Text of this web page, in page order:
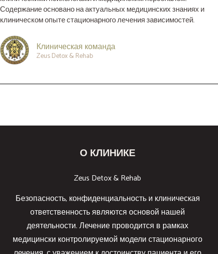
Содержание основано на актуальных медицинских знаниях и
клиническом опыте стационарного лечения зависимостей.
Клиническая команда
Zeus Detox & Rehab
О КЛИНИКЕ
Zeus Detox & Rehab
Безопасность, конфиденциальность и клиническая
ответственность являются основой нашей
деятельности. Лечение проводится в рамках
медицински контролируемой модели стационарного